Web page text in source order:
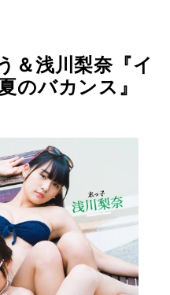
＆浅川梨奈『イ
のバカンス』